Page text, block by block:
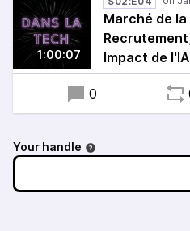
1:00:07
Marché de
Impact de l'IA
0
Your handle